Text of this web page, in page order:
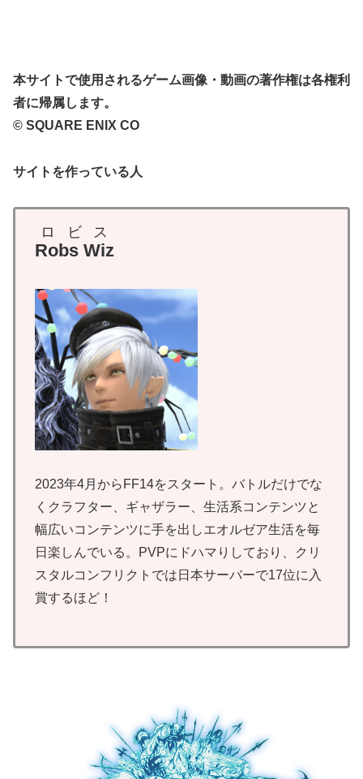
本サイトで使用されるゲーム画像・動画の著作権は各権利
者に帰属します。
© SQUARE ENIX CO
サイトを作っている人
Robs Wiz
ロビス
2023年4月からFF14をスタート。バトルだけでな
くクラフター、ギャザラー、生活系コンテンツと
幅広いコンテンツに手を出しエオルゼア生活を毎
日楽しんでいる。PVPにドハマりしており、クリ
スタルコンフリクトでは日本サーバーで17位に入
賞するほど！